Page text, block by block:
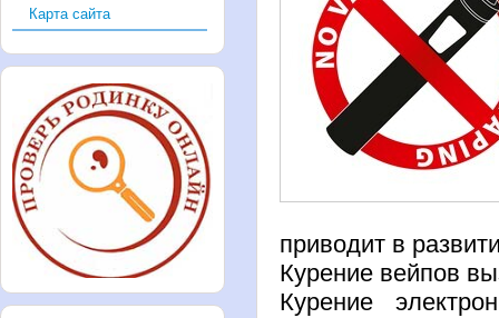
Карта сайта
приводит в
Курение вейпов
Курение